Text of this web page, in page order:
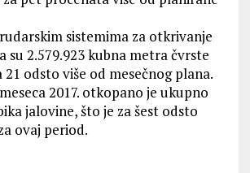
sistemima za otkrivanje
su 2.579.923 kubna metra čvrste
21 odsto više od mesečnog plana.
2017. otkopano je ukupno
jalovine, što je za šest odsto
ovaj period.